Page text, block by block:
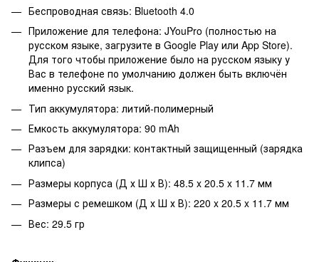
Беспроводная связь: Bluetooth 4.0
Приложение для телефона: JYouPro (полностью на
русском языке, загрузите в Google Play или App Store).
Для того чтобы приложение было на русском языку у
Вас в телефоне по умолчанию должен быть включён
именно русский язык.
Тип аккумулятора: литий-полимерный
Емкость аккумулятора: 90 mAh
Разъем для зарядки: контактный защищенный (зарядка
клипса)
Размеры корпуса (Д х Ш х В): 48.5 x 20.5 x 11.7 мм
Размеры с ремешком (Д х Ш х В): 220 x 20.5 x 11.7 мм
Вес: 29.5 гр